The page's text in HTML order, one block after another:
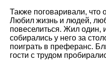
Также поговаривали,
Любил жизнь и людей,
повеселиться. Жил один,
собирались у него за
поиграть в преферанс.
гости с трудом